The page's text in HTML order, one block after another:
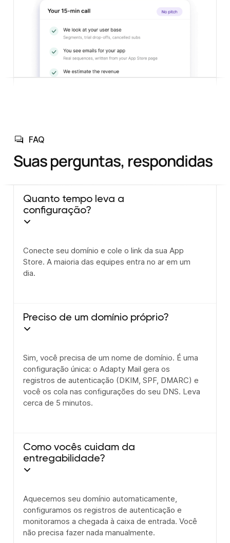
FAQ
Suas perguntas, respondidas
Quanto tempo leva a
configuração?
Conecte seu domínio e cole o link da sua App
Store. A maioria das equipes entra no ar em um
dia.
Preciso de um domínio próprio?
Sim, você precisa de um nome de domínio. É uma
configuração única: o Adapty Mail gera os
registros de autenticação (DKIM, SPF, DMARC) e
você os cola nas configurações do seu DNS. Leva
cerca de 5 minutos.
Como vocês cuidam da
entregabilidade?
Aquecemos seu domínio automaticamente,
configuramos os registros de autenticação e
monitoramos a chegada à caixa de entrada. Você
não precisa fazer nada manualmente.